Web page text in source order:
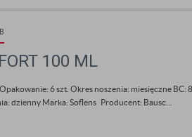
100 ML
6 szt. Okres noszenia: miesięczne BC:
dzienny Marka: Soflens Producent: Bausc...